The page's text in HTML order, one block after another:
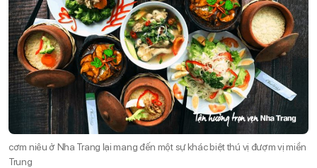
cơm niêu ở Nha Trang lại mang đến một sự khác biệt thú vị đượm vị miền
Trung